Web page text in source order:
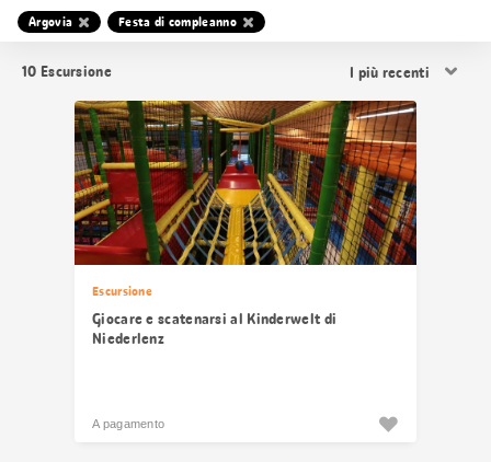
Argovia Festa di compleanno
10 Escursione
i
risultati
Escursione
Giocare e scatenarsi al Kinderwelt di
Niederlenz
A pagamento